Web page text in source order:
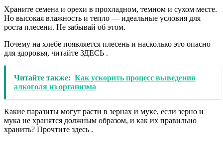
Храните семена и орехи в прохладном, темном и сухом месте.
Но высокая влажность и тепло — идеальные условия для
роста плесени. Не забывай об этом.
Почему на хлебе появляется плесень и насколько это опасно
для здоровья, читайте ЗДЕСЬ .
Читайте также: Как ускорить процесс выведения
алкоголя из организма
Какие паразиты могут расти в зернах и муке, если зерно и
мука не хранятся должным образом, и как их правильно
хранить? Прочтите здесь .